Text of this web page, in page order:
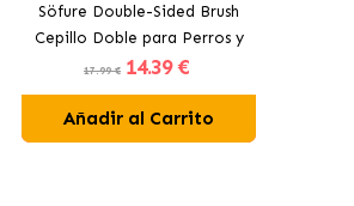
Söfure Double-Sided Brush
Cepillo Doble para Perros y
Gatos
17.99 € 14.39 €
Añadir al Carrito